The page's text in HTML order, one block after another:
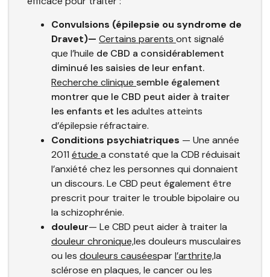
Convulsions (épilepsie ou syndrome de
Dravet)— Certains parents ont signalé
que l’huile de CBD a considérablement
diminué les saisies de leur enfant.
Recherche clinique semble également
montrer que le CBD peut aider à traiter
les enfants et lesadultes atteints
d’épilepsie réfractaire.
Conditions psychiatriques — Une année
2011 étude a constaté que la CDB réduisait
l’anxiété chez les personnes qui donnaient
un discours. Le CBD peut également être
prescrit pour traiter le trouble bipolaire ou
la schizophrénie.
douleur— Le CBD peut aider à traiter la
douleur chronique,les douleurs musculaires
ou les douleurs causéesparl’arthrite,la
sclérose en plaques, le cancer ou les